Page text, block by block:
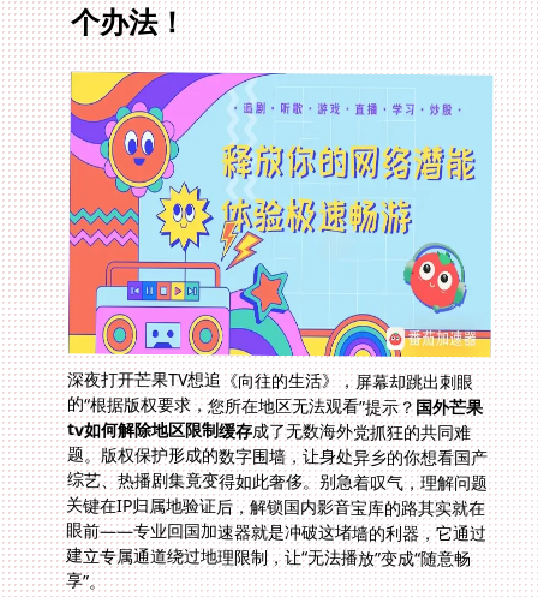
个办法！
深夜打开芒果TV想追《向往的生活》，屏幕却跳出刺眼
的“根据版权要求，您所在地区无法观看”提示？国外芒果
tv如何解除地区限制缓存成了无数海外党抓狂的共同难
题。版权保护形成的数字围墙，让身处异乡的你想看国产
综艺、热播剧集竟变得如此奢侈。别急着叹气，理解问题
关键在IP归属地验证后，解锁国内影音宝库的路其实就在
眼前——专业回国加速器就是冲破这堵墙的利器，它通过
建立专属通道绕过地理限制，让“无法播放”变成“随意畅
享”。